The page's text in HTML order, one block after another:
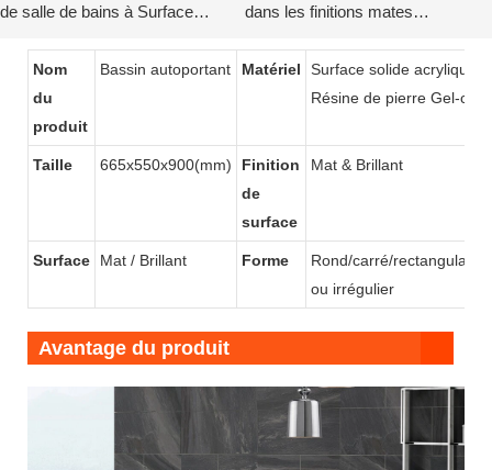
de salle de bains à Surface
dans les finitions mates
Nom
du
produit
Bassin autoportant Matériel
Surface solide acrylique /
Résine de pierre Gel-coat
Taille 665x550x900(mm)
Finition
de
surface
Mat & Brillant
Surface Mat / Brillant Forme
Rond/carré/rectangulaire/
ou irrégulier
Avantage du produit